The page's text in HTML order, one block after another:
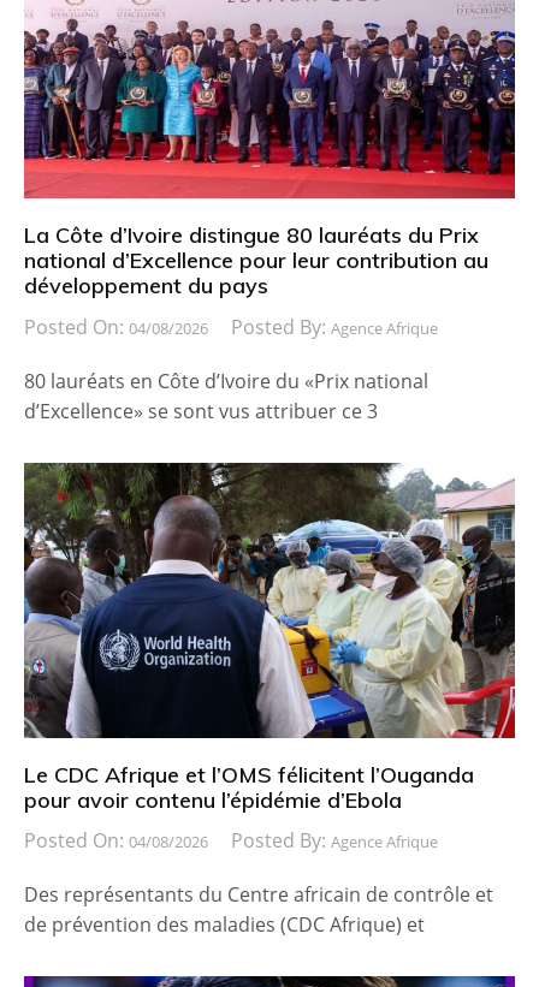
La Côte d’Ivoire distingue 80 lauréats du Prix
national d’Excellence pour leur contribution au
développement du pays
Posted On: 04/08/2026 Posted By: Agence Afrique
80 lauréats en Côte d’Ivoire du «Prix national
d’Excellence» se sont vus attribuer ce 3
Le CDC Afrique et l’OMS félicitent l’Ouganda
pour avoir contenu l’épidémie d’Ebola
Posted On: 04/08/2026 Posted By: Agence Afrique
Des représentants du Centre africain de contrôle et
de prévention des maladies (CDC Afrique) et